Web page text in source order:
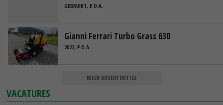
GEBRUIKT, P.O.A.
Gianni Ferrari Turbo Grass 630
2022, P.O.A.
MEER ADVERTENTIES
VACATURES